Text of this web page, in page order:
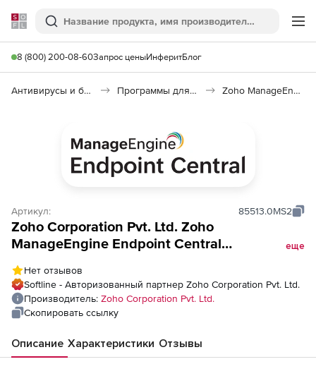
Softline
Поиск
8 (800) 200-08-60Запрос ценыИнферитБлог
Антивирусы и безопасность Программы для защиты информации Zoho ManageEngine Endpoint Central
Артикул: 85513.0MS2
Zoho Corporation Pvt. Ltd. Zoho
ManageEngine Endpoint Central
Management Edition Perpetual Model
Annual), fee for 25 Servers and Single User
License
еще
Нет отзывов
Softline - Авторизованный партнер Zoho Corporation Pvt. Ltd.
Производитель: Zoho Corporation Pvt. Ltd.
Скопировать ссылку
Описание Характеристики Отзывы